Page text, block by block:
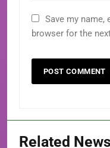
Save my name,
browser for the
Related News